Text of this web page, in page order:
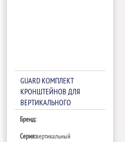
GUARD КОМПЛЕКТ
КРОНШТЕЙНОВ ДЛЯ
ВЕРТИКАЛЬНОГО
Бренд:
Серия:вертикальный